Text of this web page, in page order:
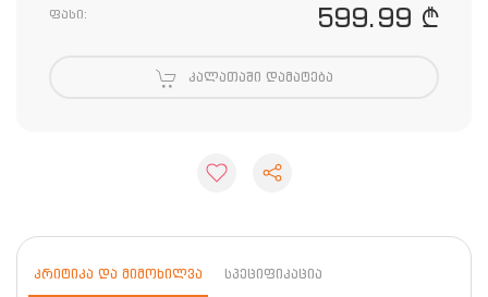
ფასი: 599.99 ₾
ᲙᲐᲚᲐᲗᲐᲨᲘ ᲓᲐᲛᲐᲢᲔᲑᲐ
ᲙᲠᲘᲢᲘᲙᲐ ᲓᲐ ᲛᲘᲛᲝᲮᲘᲚᲕᲐ ᲡᲞᲔᲪᲘᲤᲘᲙᲐᲪᲘᲐ